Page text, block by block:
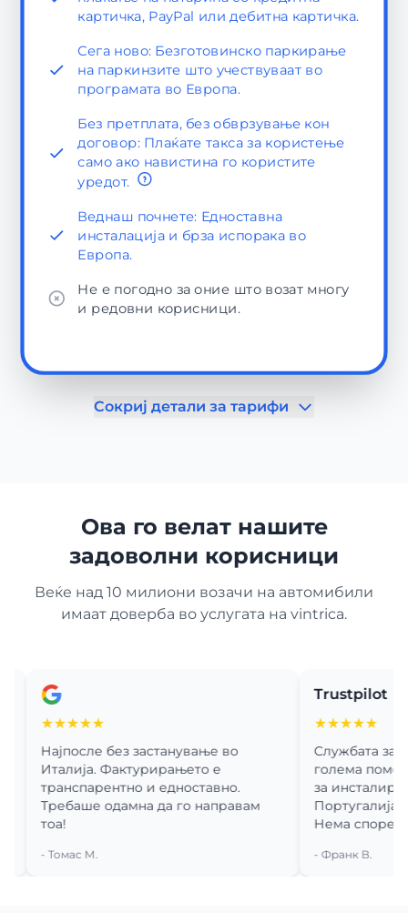
картичка, PayPal или дебитна картичка.
Сега ново: Безготовинско паркирање
на паркинзите што учествуваат во
програмата во Европа.
Без претплата, без обврзување кон
договор: Плаќате такса за користење
само ако навистина го користите
уредот.
Веднаш почнете: Едноставна
инсталација и брза испорака во
Европа.
Не е погодно за оние што возат многу
и редовни корисници.
Сокриј детали за тарифи
Ова го велат нашите
задоволни корисници
Веќе над 10 милиони возачи на автомибили
имаат доверба во услугата на vintrica.
★★★★★
Најпосле без застанување во
Италија. Фактурирањето е
транспарентно и едноставно.
Требаше одамна да го направам
- Томас М.
Trustpilot
★★★★★
Службата за
голема помош
за
Португалија
Нема споредба со
- Франк В.